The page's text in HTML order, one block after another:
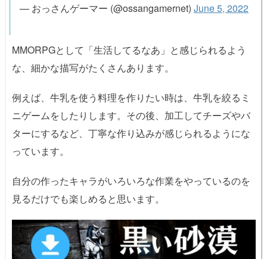
— おっさんゲーマー (@ossangamernet) June 5, 2022
MMORPGとして「生活してるなあ」と感じられるよう
な、細かな描写がたくさんあります。
例えば、牛乳を使う料理を作りたい時は、牛乳を絞るミ
ニゲームをしたりします。その後、加工してチーズやバ
ターにするなど、丁寧な作り込みが感じられるようにな
っています。
自分の作ったキャラがいろいろな作業をやっているのを
見るだけでも楽しめると思います。